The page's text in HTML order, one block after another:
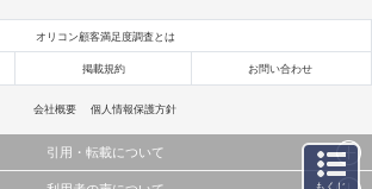
オリコン顧客満足度調査とは
掲載規約 お問い合わせ
会社概要 個人情報保護方針
引用・転載について
もくじ